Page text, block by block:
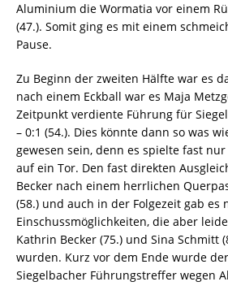
Aluminium die Wormatia vor einem
(47.). Somit ging es mit einem
Pause.
Zu Beginn der zweiten Hälfte war es
nach einem Eckball war es Maja
Zeitpunkt verdiente Führung für
– 0:1 (54.). Dies könnte dann so was
gewesen sein, denn es spielte fast
auf ein Tor. Den fast direkten
Becker nach einem herrlichen
(58.) und auch in der Folgezeit gab es
Einschussmöglichkeiten, die aber
Kathrin Becker (75.) und Sina Schmitt
wurden. Kurz vor dem Ende wurde
Siegelbacher Führungstreffer wegen